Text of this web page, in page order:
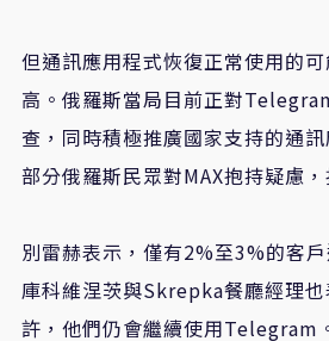
但通訊應用程式恢復正常使用的
高。俄羅斯當局目前正對
查，同時積極推廣國家支持的通
部分俄羅斯民眾對MAX抱持疑慮，
別雷赫表示，僅有2%至3%的客戶
庫科維涅茨與Skrepka餐廳經理
許，他們仍會繼續使用Telegram